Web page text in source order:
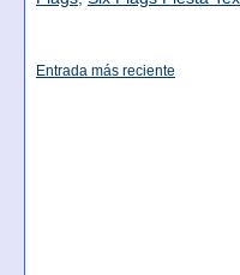
Entrada más reciente